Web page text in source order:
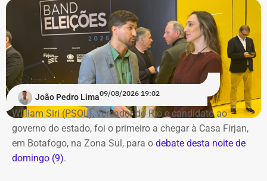
João Pedro Lima09/08/2026 19:02
William Siri (PSOL), vereador do Rio e candidato ao
governo do estado, foi o primeiro a chegar à Casa Firjan,
em Botafogo, na Zona Sul, para o debate desta noite de
domingo (9).